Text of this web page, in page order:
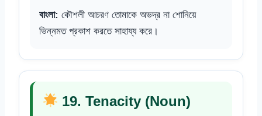
বাংলা: কৌশলী আচরণ তোমাকে অভদ্র না শোনিয়ে
ভিন্নমত প্রকাশ করতে সাহায্য করে।
19. Tenacity (Noun)